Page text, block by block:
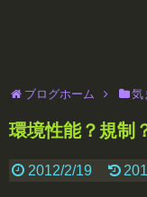
ブログホーム 気
環境性能？規制
2012/2/19